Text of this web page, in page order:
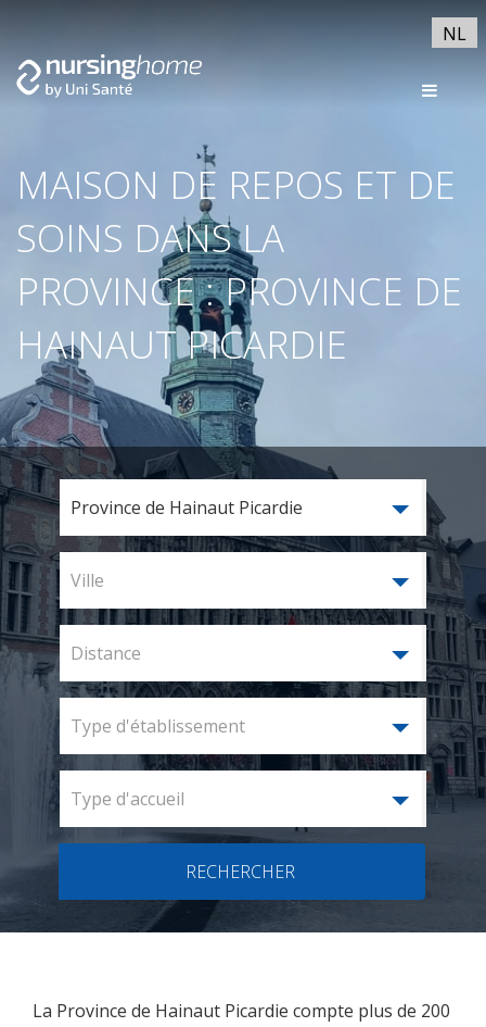
NL
MAISON DE REPOS ET DE
SOINS DANS LA
PROVINCE : PROVINCE DE
HAINAUT PICARDIE
Province de Hainaut Picardie
Ville
Distance
Type d'établissement
Type d'accueil
RECHERCHER
La Province de Hainaut Picardie compte plus de 200